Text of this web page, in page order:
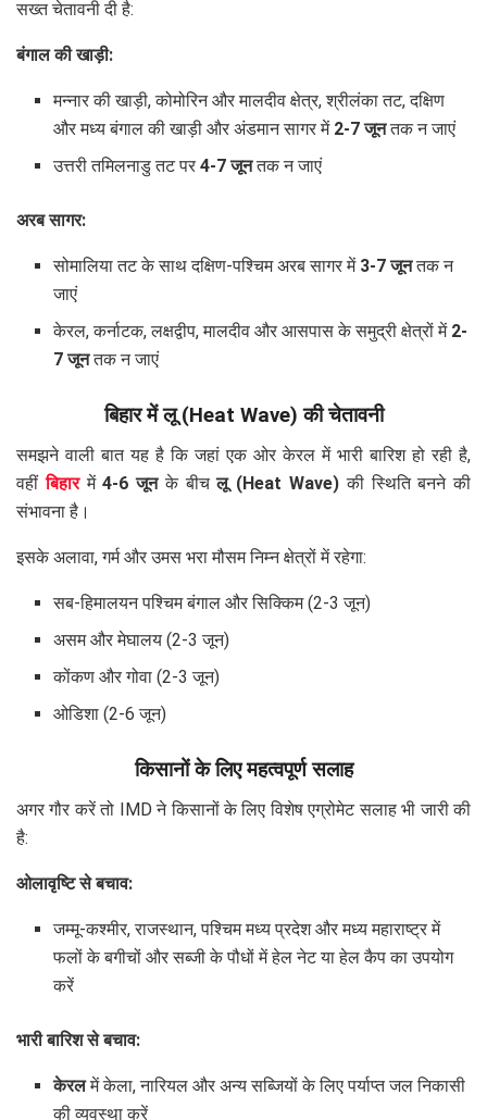
सख्त चेतावनी दी है:
बंगाल की खाड़ी:
मन्नार की खाड़ी, कोमोरिन और मालदीव क्षेत्र, श्रीलंका तट, दक्षिण
और मध्य बंगाल की खाड़ी और अंडमान सागर में 2-7 जूनतक न जाएं
उत्तरी तमिलनाडु तट पर4-7 जूनतक न जाएं
अरब सागर:
सोमालिया तट के साथ दक्षिण-पश्चिम अरब सागर में 3-7 जूनतक न
जाएं
केरल, कर्नाटक, लक्षद्वीप, मालदीव और आसपास के समुद्री क्षेत्रों में 2-
7 जूनतक न जाएं
बिहार में लू (Heat Wave) की चेतावनी
समझने वाली बात यह है कि जहां एक ओर केरल में भारी बारिश हो रही है,
वहींबिहारमें4-6 जूनके बीचलू (Heat Wave)की स्थिति बनने की
संभावना है।
इसके अलावा, गर्म और उमस भरा मौसम निम्न क्षेत्रों में रहेगा:
सब-हिमालयन पश्चिम बंगाल और सिक्किम (2-3 जून)
असम और मेघालय (2-3 जून)
कोंकण और गोवा (2-3 जून)
ओडिशा (2-6 जून)
किसानों के लिए महत्वपूर्ण सलाह
अगर गौर करें तो IMD ने किसानों के लिए विशेष एग्रोमेट सलाह भी जारी की
है:
ओलावृष्टि से बचाव:
जम्मू-कश्मीर, राजस्थान, पश्चिम मध्य प्रदेश और मध्य महाराष्ट्र में
फलों के बगीचों और सब्जी के पौधों में हेल नेट या हेल कैप का उपयोग
करें
भारी बारिश से बचाव:
केरलमें केला, नारियल और अन्य सब्जियों के लिए पर्याप्त जल निकासी
की व्यवस्था करें